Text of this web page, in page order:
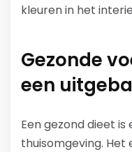
kleuren in het
Gezonde
een
Een gezond dieet
thuisomgeving. Het